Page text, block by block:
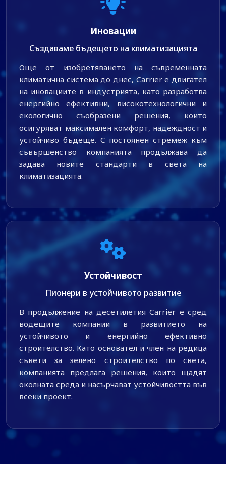
Иновации
Създаваме бъдещето на климатизацията
Още от изобретяването на съвременната
климатична система до днес, Carrier е двигател
на иновациите в индустрията, като разработва
енергийно ефективни, високотехнологични и
екологично съобразени решения, които
осигуряват максимален комфорт, надеждност и
устойчиво бъдеще. С постоянен стремеж към
съвършенство компанията продължава да
задава новите стандарти в света на
климатизацията.
Устойчивост
Пионери в устойчивото развитие
В продължение на десетилетия Carrier е сред
водещите компании в развитието на
устойчивото и енергийно ефективно
строителство. Като основател и член на редица
съвети за зелено строителство по света,
компанията предлага решения, които щадят
околната среда и насърчават устойчивостта във
всеки проект.